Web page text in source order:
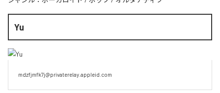
Yu
mdzfjmfk7j@privaterelay.appleid.com